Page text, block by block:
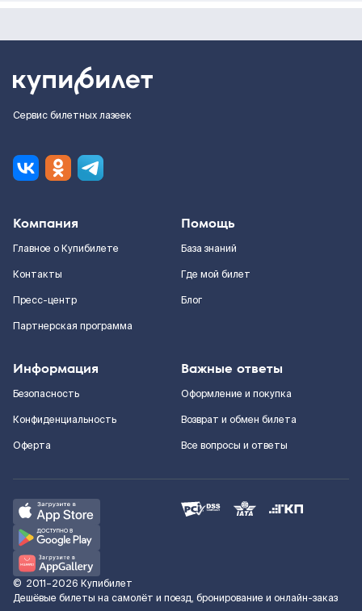
Сервис билетных лазеек
Компания
Главное о Купибилете
Контакты
Пресс-центр
Партнерская программа
Помощь
База знаний
Где мой билет
Блог
Информация
Безопасность
Конфиденциальность
Оферта
Важные ответы
Оформление и покупка
Возврат и обмен билета
Все вопросы и ответы
© 2011–2026 Купибилет
Дешёвые билеты на самолёт и поезд, бронирование и онлайн-заказ